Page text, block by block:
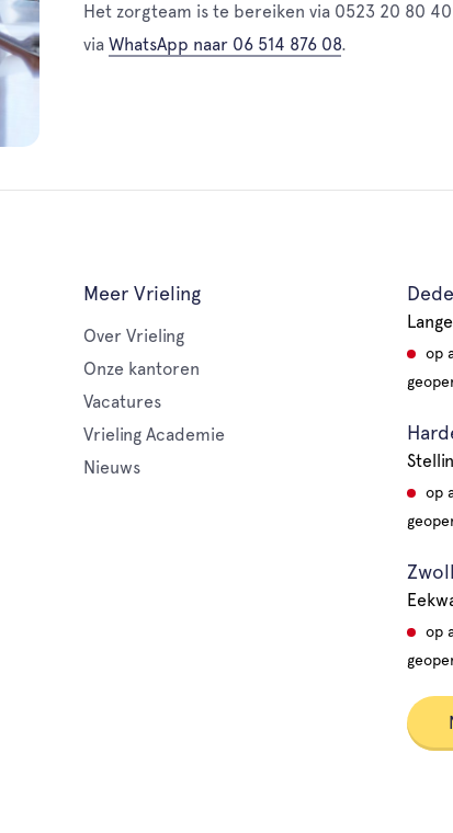
Het zorgteam is te bereiken via 0523 20 80
via WhatsApp naar 06 514 876 08.
Meer Vrieling
Over Vrieling
Onze kantoren
Vacatures
Vrieling Academie
Nieuws
op
op
op